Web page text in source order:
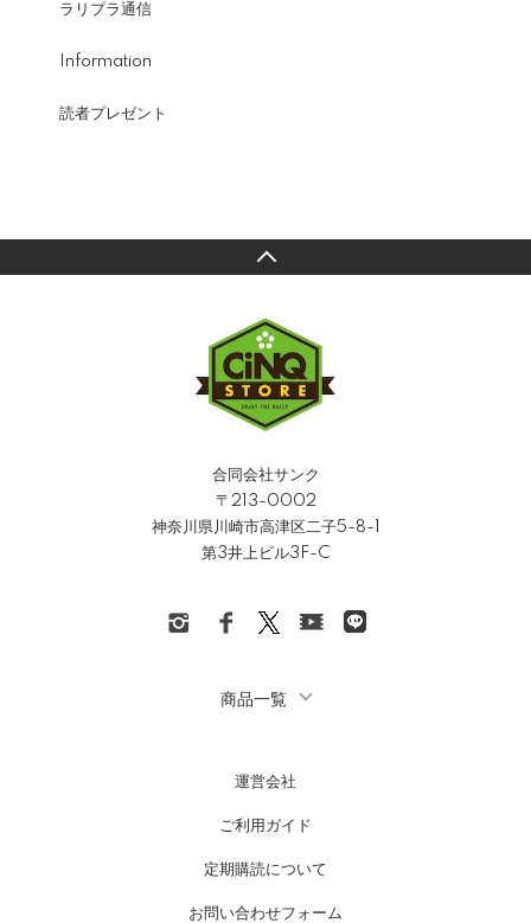
ラリプラ通信
Information
読者プレゼント
合同会社サンク
〒213-0002
神奈川県川崎市高津区二子5-8-1
第3井上ビル3F-C
商品一覧
運営会社
ご利用ガイド
定期購読について
お問い合わせフォーム